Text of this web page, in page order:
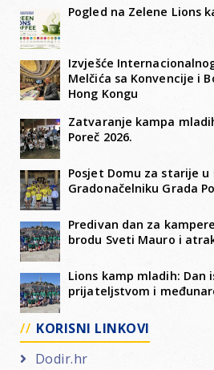
Pogled na Zelene Lions
Izvješće
Melčića sa Konvencije i
Hong Kongu
Zatvaranje kampa
Poreč 2026.
Posjet Domu za starije u
Gradonačelniku Grada
Predivan dan za
brodu Sveti Mauro i
Lions kamp mladih: Dan
prijateljstvom i
KORISNI LINKOVI
Dodir.hr